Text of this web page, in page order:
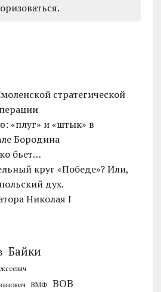
.
стратегической
«плуг» и «штык» в
Бородина
бьет…
круг «Победе»? Или,
дух.
Николая I
Байки
ВМФ ВОВ